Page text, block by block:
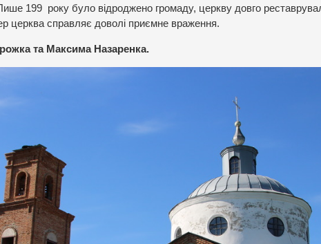
199 року було відроджено громаду, церкву довго
церква справляє доволі приємне враження.
та Максима Назаренка.